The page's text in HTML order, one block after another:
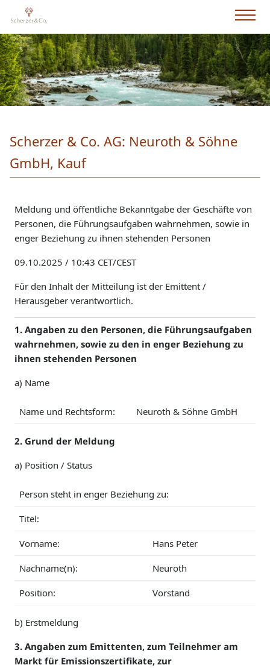
Scherzer & Co. AG: Neuroth & Söhne
GmbH, Kauf
Meldung und öffentliche Bekanntgabe der Geschäfte von
Personen, die Führungsaufgaben wahrnehmen, sowie in
enger Beziehung zu ihnen stehenden Personen
09.10.2025 / 10:43 CET/CEST
Für den Inhalt der Mitteilung ist der Emittent /
Herausgeber verantwortlich.
1. Angaben zu den Personen, die Führungsaufgaben
wahrnehmen, sowie zu den in enger Beziehung zu
ihnen stehenden Personen
a) Name
Name und Rechtsform: Neuroth & Söhne GmbH
2. Grund der Meldung
a) Position / Status
Person steht in enger Beziehung zu:
Titel:
Vorname: Hans Peter
Nachname(n): Neuroth
Position: Vorstand
b) Erstmeldung
3. Angaben zum Emittenten, zum Teilnehmer am
Markt für Emissionszertifikate, zur